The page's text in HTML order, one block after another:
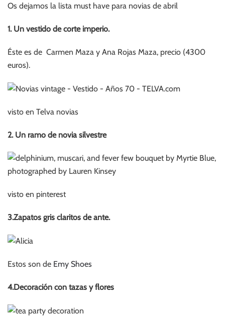
Os dejamos la lista must have para novias de abril
1. Un vestido de corte imperio.
Éste es de Carmen Maza y Ana Rojas Maza, precio (4300
euros).
visto en Telva novias
2. Un ramo de novia silvestre
visto en pinterest
3.Zapatos gris claritos de ante.
Estos son de Emy Shoes
4.Decoración con tazas y flores